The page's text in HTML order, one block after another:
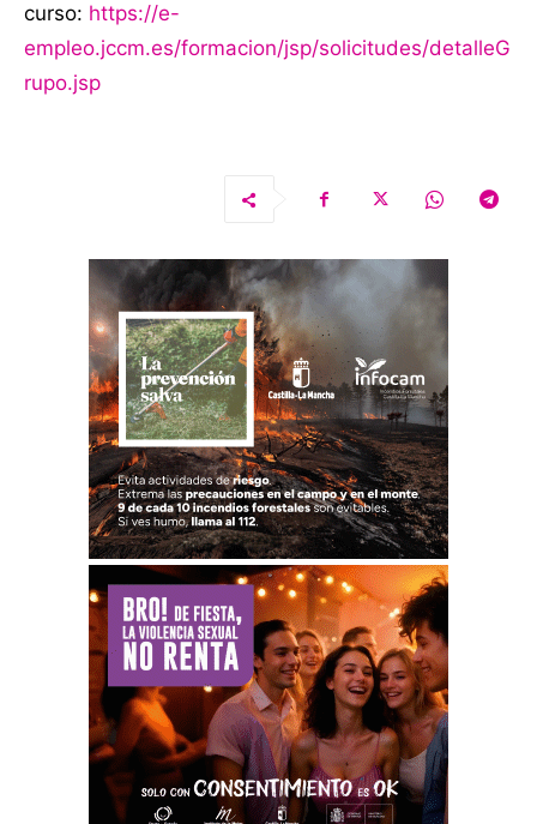
curso: https://e-
empleo.jccm.es/formacion/jsp/solicitudes/detalleG
rupo.jsp